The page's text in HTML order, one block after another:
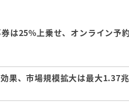
は25%上乗せ、オンライン予
果、市場規模拡大は最大1.37